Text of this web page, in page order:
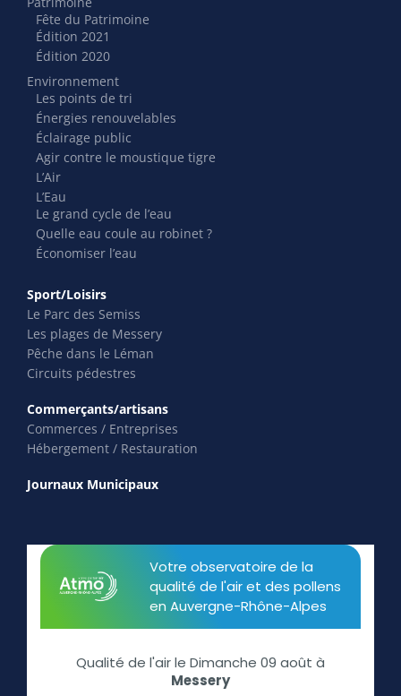
Fête du Patrimoine
Édition 2021
Édition 2020
Environnement
Les points de tri
Énergies renouvelables
Éclairage public
Agir contre le moustique tigre
L’Air
L’Eau
Le grand cycle de l’eau
Quelle eau coule au robinet ?
Économiser l’eau
Sport/Loisirs
Le Parc des Semiss
Les plages de Messery
Pêche dans le Léman
Circuits pédestres
Commerçants/artisans
Commerces / Entreprises
Hébergement / Restauration
Journaux Municipaux